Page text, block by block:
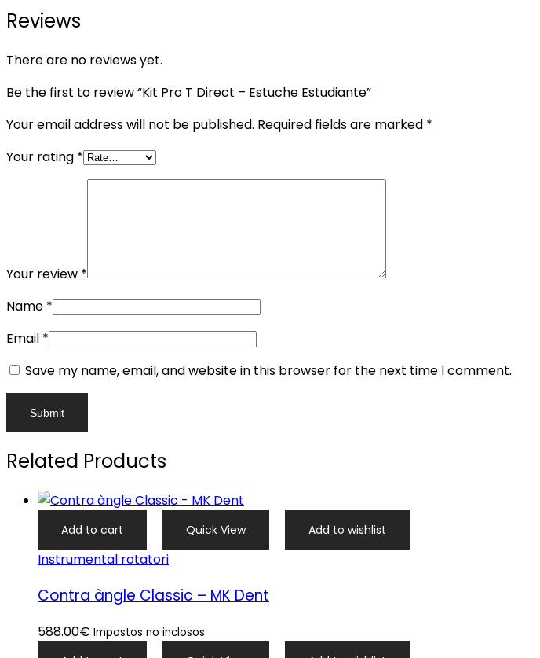
Reviews
There are no reviews yet.
Be the first to review “Kit Pro T Direct – Estuche Estudiante”
Your email address will not be published. Required fields are marked *
Your rating *
Your review *
Name *
Email *
Save my name, email, and website in this browser for the next time I comment.
Related Products
Add to cart Quick View Add to wishlist
Instrumental rotatori
Contra àngle Classic – MK Dent
588.00€ Impostos no inclosos